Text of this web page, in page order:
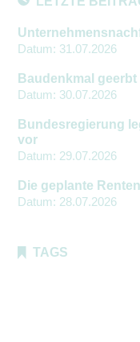
Datum: 31.07.2026
Baudenkmal geerbt
Datum: 30.07.2026
Bundesregierung
vor
Datum: 29.07.2026
Die geplante
Datum: 28.07.2026
TAGS